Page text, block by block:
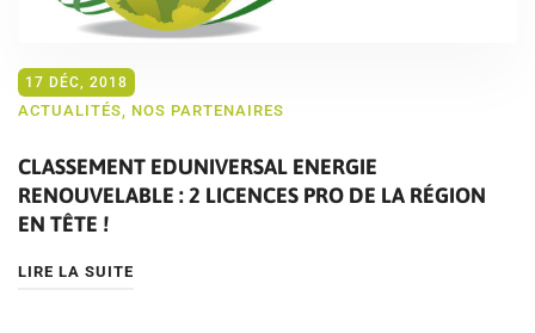
17 DÉC, 2018
ACTUALITÉS NOS PARTENAIRES
CLASSEMENT EDUNIVERSAL ENERGIE
RENOUVELABLE : 2 LICENCES PRO DE LA RÉGION
EN TÊTE !
LIRE LA SUITE